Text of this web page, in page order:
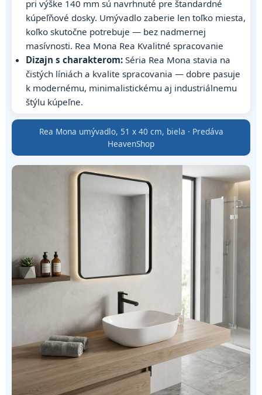
pri výške 140 mm sú navrhnuté pre štandardné
kúpeľňové dosky. Umývadlo zaberie len toľko miesta,
koľko skutočne potrebuje — bez nadmernej
masívnosti. Rea Mona Rea Kvalitné spracovanie
Dizajn s charakterom: Séria Rea Mona stavia na
čistých líniách a kvalite spracovania — dobre pasuje
k modernému, minimalistickému aj industriálnemu
štýlu kúpeľne.
Rea Mona umývadlo, 51 x 40 cm, biela · Predáva
HeavenShop